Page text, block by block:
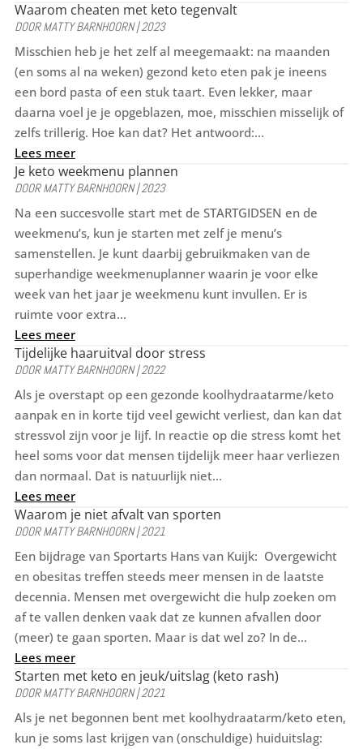
Waarom cheaten met keto tegenvalt
DOORMATTY BARNHOORN|2023
Misschien heb je het zelf al meegemaakt: na maanden
(en soms al na weken) gezond keto eten pak je ineens
een bord pasta of een stuk taart. Even lekker, maar
daarna voel je je opgeblazen, moe, misschien misselijk of
zelfs trillerig. Hoe kan dat? Het antwoord:...
Lees meer
Je keto weekmenu plannen
DOORMATTY BARNHOORN|2023
Na een succesvolle start met de STARTGIDSEN en de
weekmenu’s, kun je starten met zelf je menu’s
samenstellen. Je kunt daarbij gebruikmaken van de
superhandige weekmenuplanner waarin je voor elke
week van het jaar je weekmenu kunt invullen. Er is
ruimte voor extra...
Lees meer
Tijdelijke haaruitval door stress
DOORMATTY BARNHOORN|2022
Als je overstapt op een gezonde koolhydraatarme/keto
aanpak en in korte tijd veel gewicht verliest, dan kan dat
stressvol zijn voor je lijf. In reactie op die stress komt het
heel soms voor dat mensen tijdelijk meer haar verliezen
dan normaal. Dat is natuurlijk niet...
Lees meer
Waarom je niet afvalt van sporten
DOORMATTY BARNHOORN|2021
Een bijdrage van Sportarts Hans van Kuijk: Overgewicht
en obesitas treffen steeds meer mensen in de laatste
decennia. Mensen met overgewicht die hulp zoeken om
af te vallen denken vaak dat ze kunnen afvallen door
(meer) te gaan sporten. Maar is dat wel zo? In de...
Lees meer
Starten met keto en jeuk/uitslag (keto rash)
DOORMATTY BARNHOORN|2021
Als je net begonnen bent met koolhydraatarm/keto eten,
kun je soms last krijgen van (onschuldige) huiduitslag: